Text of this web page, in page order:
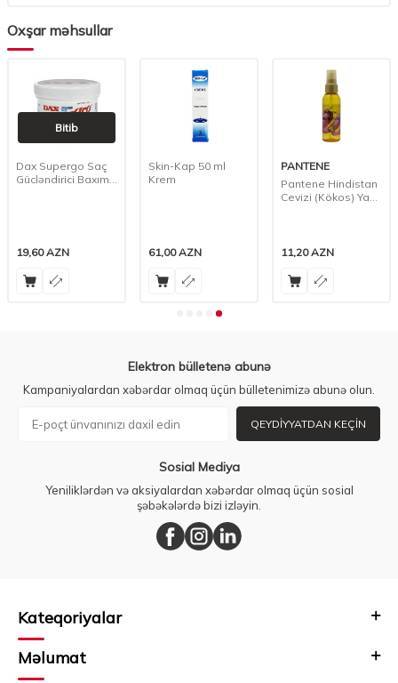
Oxşar məhsullar
Bitib
Dax Supergo Saç
Gücləndirici Baxım
19,60AZN
Skin-Kap 50 ml
Krem
61,00AZN
PANTENE
Pantene Hindistan
Cevizi (Kökos) Yağı,
11,20AZN
Elektron bülletenə abunə
Kampaniyalardan xəbərdar olmaq üçün bülletenimizə abunə olun.
QEYDIYYATDAN KEÇIN
Sosial Mediya
Yeniliklərdən və aksiyalardan xəbərdar olmaq üçün sosial
şəbəkələrdə bizi izləyin.
Kateqoriyalar
Məlumat